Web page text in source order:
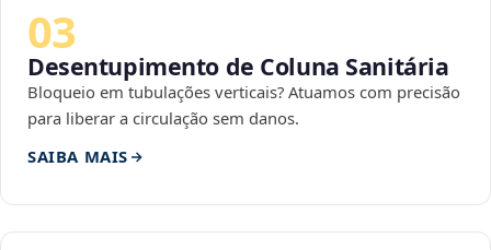
03
Desentupimento de Coluna Sanitária
Bloqueio em tubulações verticais? Atuamos com precisão
para liberar a circulação sem danos.
SAIBA MAIS